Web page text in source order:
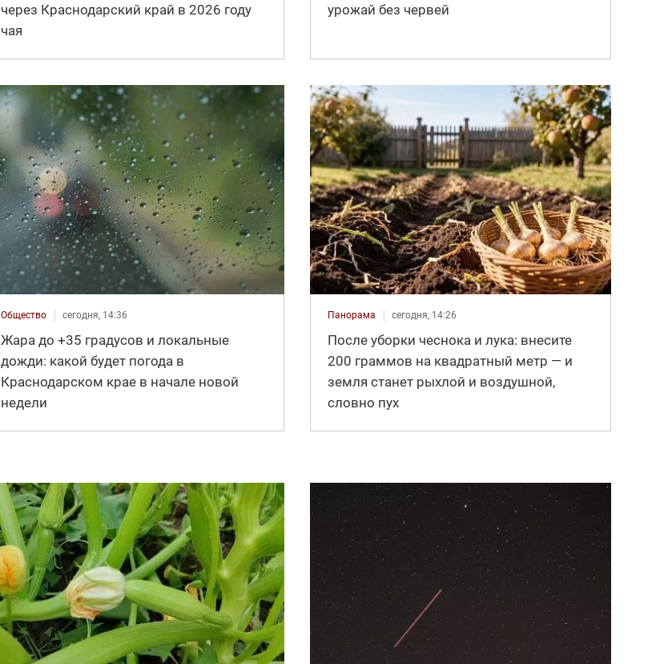
через Краснодарский край в 2026 году
чая
урожай без червей
Общество сегодня, 14:36
Жара до +35 градусов и локальные
дожди: какой будет погода в
Краснодарском крае в начале новой
недели
Панорама сегодня, 14:26
После уборки чеснока и лука: внесите
200 граммов на квадратный метр — и
земля станет рыхлой и воздушной,
словно пух